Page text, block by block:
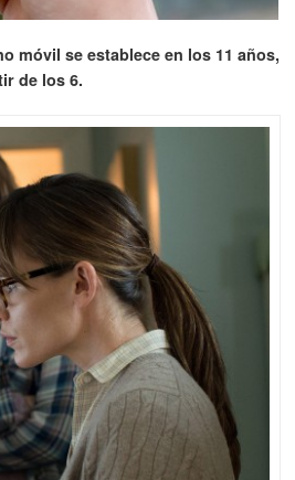
móvil se establece en los 11 años,
de los 6.